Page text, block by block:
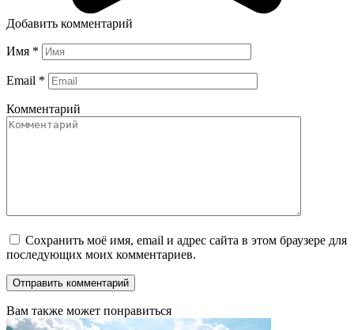
Добавить комментарий
Имя *
Email *
Комментарий
Сохранить моё имя, email и адрес сайта в этом браузере для
последующих моих комментариев.
Вам также может понравиться